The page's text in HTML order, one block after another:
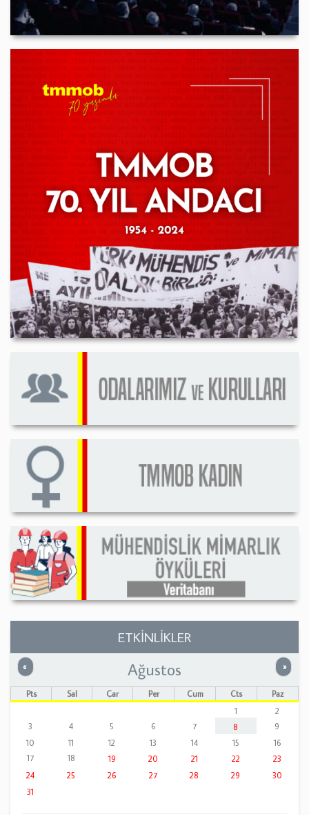
ETKİNLİKLER
« Önceki »
Ağustos
Pts Sal Çar Per Cum Cts
Paz
1
2
3
4 5 6 7 8
9
10
11 12 13 14 15
16
17
18 19 20 21 22
23
24
25 26 27 28 29
30
31